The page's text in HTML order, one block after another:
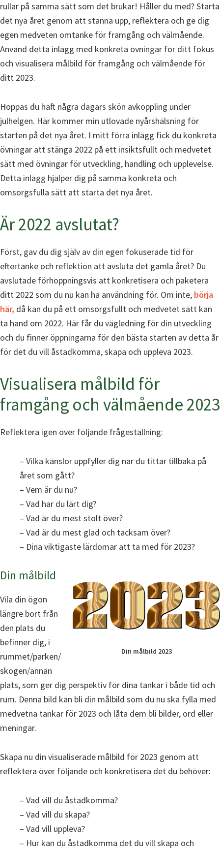
rullar på samma sätt som det brukar! Håller du med? Starta
det nya året genom att stanna upp, reflektera och ge dig
egen medveten omtanke för framgång och välmående.
Använd detta inlägg med konkreta övningar för ditt fokus
och visualisera målbild för framgång och välmående för
ditt 2023.
Hoppas du haft några dagars skön avkoppling under
julhelgen. Här kommer min utlovade nyårshälsning för
starten på det nya året. I mitt förra inlägg fick du konkreta
övningar att stänga 2022 på ett insiktsfullt och medvetet
sätt med övningar för utveckling, handling och upplevelse.
Detta inlägg hjälper dig på samma konkreta och
omsorgsfulla sätt att starta det nya året.
Är 2022 avslutat?
Först, gav du dig själv av din egen fokuserade tid för
eftertanke och reflektion att avsluta det gamla året? Du
avslutade förhoppningsvis att konkretisera och paketera
ditt 2022 som du nu kan ha användning för. Om inte, börja
här, då kan du på ett omsorgsfullt och medvetet sätt kan
ta hand om 2022. Här får du vägledning för din utveckling
och du finner öppningarna för den bästa starten av detta år
för det du vill åstadkomma, skapa och uppleva 2023.
Visualisera målbild för
framgång och välmående 2023
Reflektera igen över följande frågeställning:
– Vilka känslor uppfyller dig när du tittar tillbaka på
året som gått?
– Vem är du nu?
– Vad har du lärt dig?
– Vad är du mest stolt över?
– Vad är du mest glad och tacksam över?
– Dina viktigaste lärdomar att ta med för 2023?
Din målbild 2023
Din målbild
Vila din ögon
längre bort från
den plats du
befinner dig, i
rummet/parken/
skogen/annan
plats, som ger dig perspektiv för dina tankar i både tid och
rum. Denna bild kan bli din målbild som du nu ska fylla med
medvetna tankar för 2023 och låta dem bli bilder, ord eller
meningar.
Skapa nu din visualiserade målbild för 2023 genom att
reflektera över följande och konkretisera det du behöver:
– Vad vill du åstadkomma?
– Vad vill du skapa?
– Vad vill uppleva?
– Hur kan du åstadkomma det du vill skapa och